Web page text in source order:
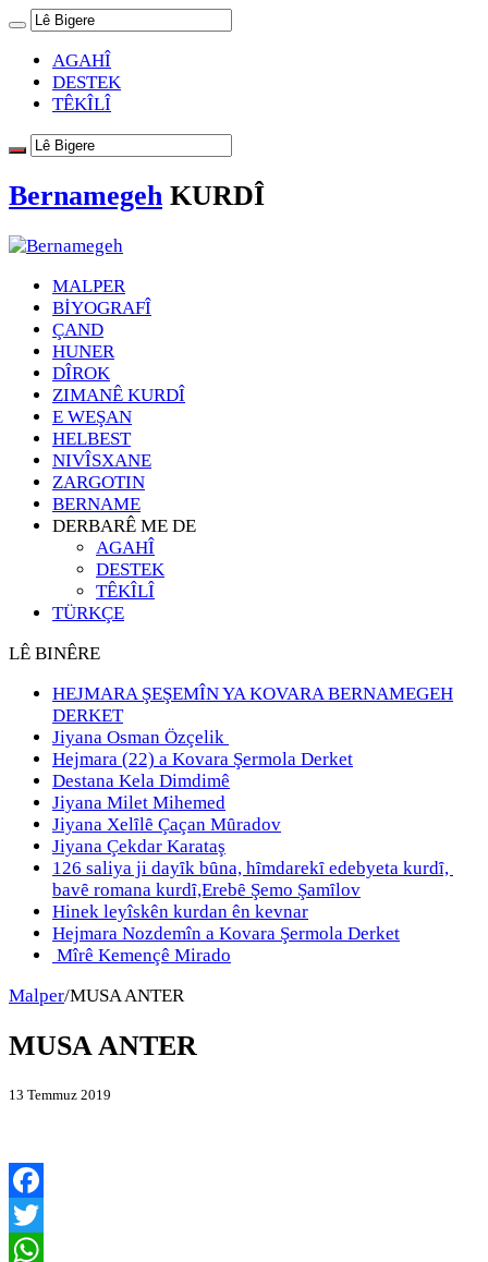
AGAHÎ
DESTEK
TÊKÎLÎ
Bernamegeh KURDÎ
MALPER
BİYOGRAFÎ
ÇAND
HUNER
DÎROK
ZIMANÊ KURDÎ
E WEŞAN
HELBEST
NIVÎSXANE
ZARGOTIN
BERNAME
DERBARÊ ME DE
AGAHÎ
DESTEK
TÊKÎLÎ
TÜRKÇE
LÊ BINÊRE
HEJMARA ŞEŞEMÎN YA KOVARA BERNAMEGEH
DERKET
Jiyana Osman Özçelik
Hejmara (22) a Kovara Şermola Derket
Destana Kela Dimdimê
Jiyana Milet Mihemed
Jiyana Xelȋlȇ Çaçan Mȗradov
Jiyana Çekdar Karataş
126 saliya ji dayȋk bȗna, hȋmdarekȋ edebyeta kurdȋ,
bavȇ romana kurdȋ,Erebȇ Şemo Şamȋlov
Hinek leyîskên kurdan ên kevnar
Hejmara Nozdemîn a Kovara Şermola Derket
Mîrê Kemençê Mirado
Malper/MUSA ANTER
MUSA ANTER
13 Temmuz 2019
Facebook
Twitter